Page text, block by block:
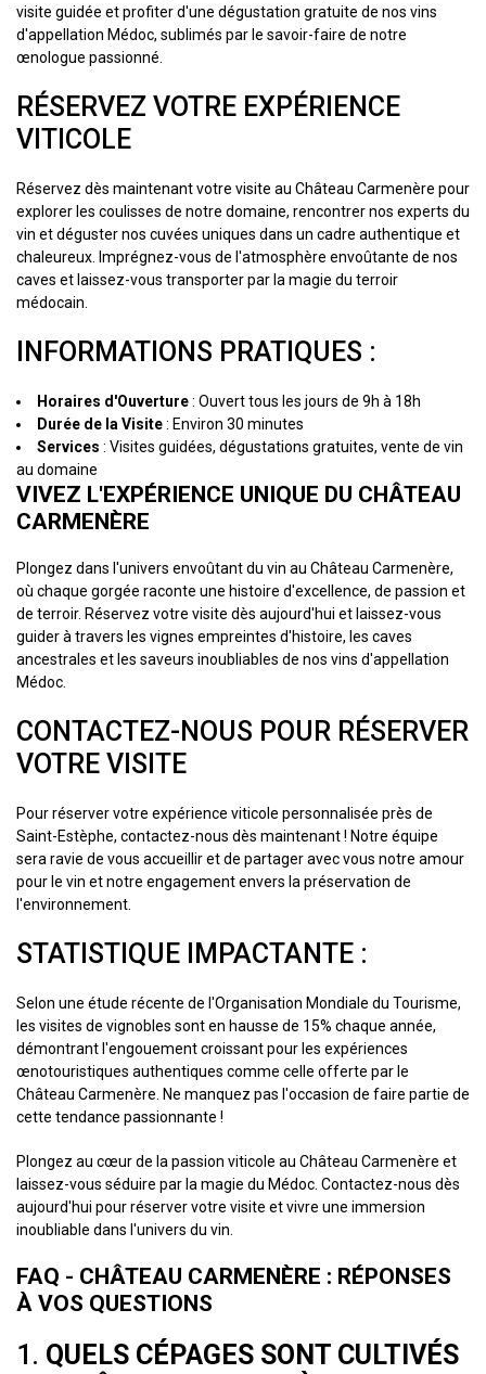
visite guidée et profiter d'une dégustation gratuite de nos vins
d'appellation Médoc, sublimés par le savoir-faire de notre
œnologue passionné.
RÉSERVEZ VOTRE EXPÉRIENCE
VITICOLE
Réservez dès maintenant votre visite au Château Carmenère pour
explorer les coulisses de notre domaine, rencontrer nos experts du
vin et déguster nos cuvées uniques dans un cadre authentique et
chaleureux. Imprégnez-vous de l'atmosphère envoûtante de nos
caves et laissez-vous transporter par la magie du terroir
médocain.
INFORMATIONS PRATIQUES :
Horaires d'Ouverture: Ouvert tous les jours de 9h à 18h
Durée de la Visite: Environ 30 minutes
Services : Visites guidées, dégustations gratuites, vente de vin
au domaine
VIVEZ L'EXPÉRIENCE UNIQUE DU CHÂTEAU
CARMENÈRE
Plongez dans l'univers envoûtant du vin au Château Carmenère,
où chaque gorgée raconte une histoire d'excellence, de passion et
de terroir. Réservez votre visite dès aujourd'hui et laissez-vous
guider à travers les vignes empreintes d'histoire, les caves
ancestrales et les saveurs inoubliables de nos vins d'appellation
Médoc.
CONTACTEZ-NOUS POUR RÉSERVER
VOTRE VISITE
Pour réserver votre expérience viticole personnalisée près de
Saint-Estèphe, contactez-nous dès maintenant ! Notre équipe
sera ravie de vous accueillir et de partager avec vous notre amour
pour le vin et notre engagement envers la préservation de
l'environnement.
STATISTIQUE IMPACTANTE :
Selon une étude récente de l'Organisation Mondiale du Tourisme,
les visites de vignobles sont en hausse de 15% chaque année,
démontrant l'engouement croissant pour les expériences
œnotouristiques authentiques comme celle offerte par le
Château Carmenère. Ne manquez pas l'occasion de faire partie de
cette tendance passionnante !
Plongez au cœur de la passion viticole au Château Carmenère et
laissez-vous séduire par la magie du Médoc. Contactez-nous dès
aujourd'hui pour réserver votre visite et vivre une immersion
inoubliable dans l'univers du vin.
FAQ - CHÂTEAU CARMENÈRE : RÉPONSES
À VOS QUESTIONS
1. QUELS CÉPAGES SONT CULTIVÉS